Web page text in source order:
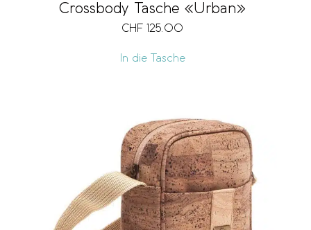
Crossbody Tasche «Urban»
CHF 125.00
In die Tasche